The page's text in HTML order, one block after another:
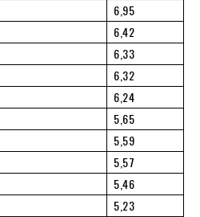
6,95
6,42
6,33
6,32
6,24
5,65
5,59
5,57
5,46
5,23